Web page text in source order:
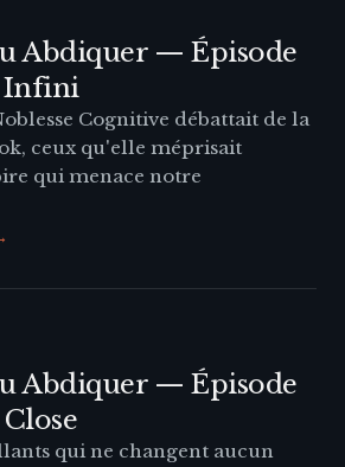
Abdiquer — Épisode
Infini
Cognitive débattait de la
ceux qu'elle méprisait
qui menace notre
Abdiquer — Épisode
qui ne changent aucun